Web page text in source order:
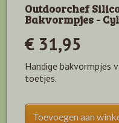
Outdoorchef
Bakvormpjes -
€ 31,95
Handige bakvormpjes
toetjes.
Toevoegen aan